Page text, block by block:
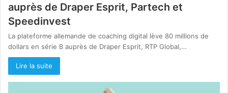
auprès de Draper Esprit, Partech et
Speedinvest
La plateforme allemande de coaching digital lève 80 millions de
dollars en série B auprès de Draper Esprit, RTP Global,…
Lire la suite